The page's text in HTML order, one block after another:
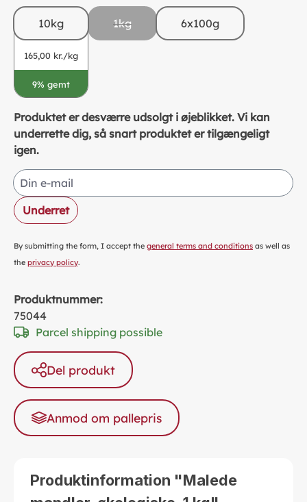
10kg
165,00 kr./kg
9% gemt
1kg 6x100g
Produktet er desværre udsolgt i øjeblikket. Vi kan
underrette dig, så snart produktet er tilgængeligt
igen.
Din e-mail
Underret
By submitting the form, I accept the general terms and conditions as well as
the privacy policy.
Produktnummer:
75044
Parcel shipping possible
Del produkt
Anmod om pallepris
Produktinformation "Malede